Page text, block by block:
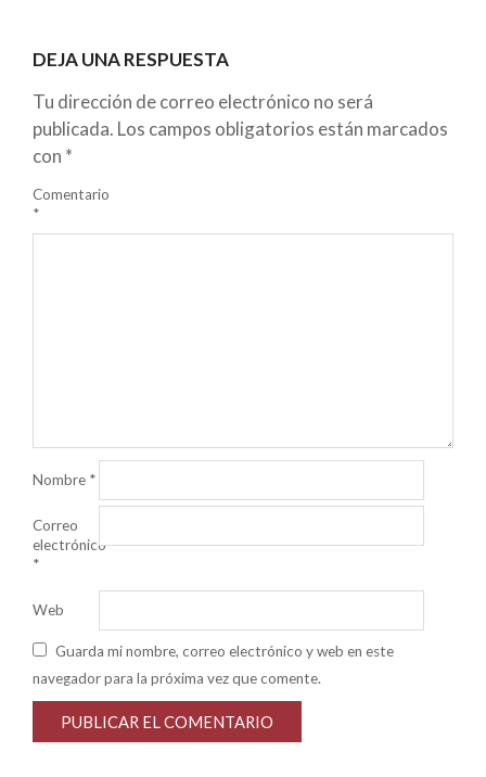
DEJA UNA RESPUESTA
Tu dirección de correo electrónico no será
publicada. Los campos obligatorios están marcados
con *
Comentario
*
Nombre *
Correo
electrónico
*
Web
Guarda mi nombre, correo electrónico y web en este
navegador para la próxima vez que comente.